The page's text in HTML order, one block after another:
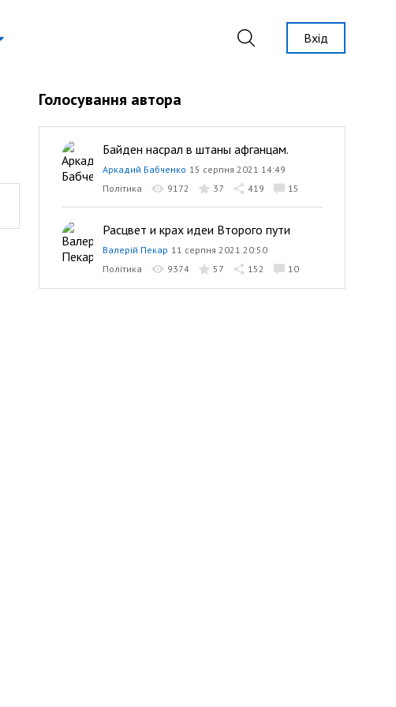
Вхід
Голосування автора
Байден насрал в штаны афганцам.
Аркадий Бабченко 15 серпня 2021 14:49
Політика
9172 37 419 15
Расцвет и крах идеи Второго пути
Валерій Пекар 11 серпня 2021 20:50
Політика
9374 57 152 10